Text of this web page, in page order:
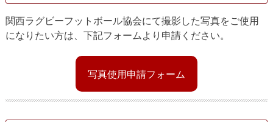
関西ラグビーフットボール協会にて撮影した写真をご使用
になりたい方は、下記フォームより申請ください。
写真使用申請フォーム